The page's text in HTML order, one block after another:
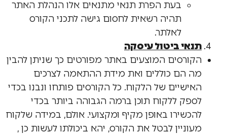
בעת הפרת תנאי מתנאים אלו הנהלת האתר
תהיה רשאית לחסום גישה לתכני הקורס
לאלתר.
תנאי ביטול עיסקה
הקורסים המוצעים באתר מפורטים כך שניתן להבין
מה הם כוללים ואת מידת ההתאמה לצרכים
האישיים של הלקוח. כל הקורסים פותחו ונבנו בכדי
לספק ללקוח תוכן ברמה הגבוהה ביותר בכדי
להכשירו באופן מקיף ומקצועי. אולם, במידה שלקוח
מעוניין לבטל את הקורס, יהא ביכולתו לעשות כן ,